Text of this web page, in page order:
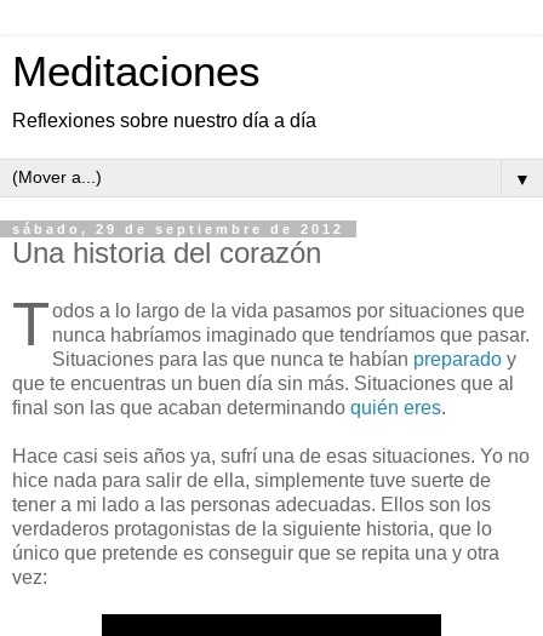
Meditaciones
Reflexiones sobre nuestro día a día
▼
sábado, 29 de septiembre de 2012
Una historia del corazón
Todos a lo largo de la vida pasamos por situaciones que
nunca habríamos imaginado que tendríamos que pasar.
Situaciones para las que nunca te habían preparado y
que te encuentras un buen día sin más. Situaciones que al
final son las que acaban determinando quién eres.
Hace casi seis años ya, sufrí una de esas situaciones. Yo no
hice nada para salir de ella, simplemente tuve suerte de
tener a mi lado a las personas adecuadas. Ellos son los
verdaderos protagonistas de la siguiente historia, que lo
único que pretende es conseguir que se repita una y otra
vez: